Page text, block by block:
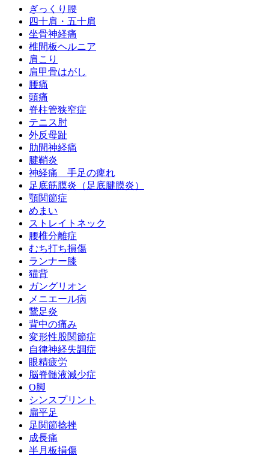
ぎっくり腰
四十肩・五十肩
坐骨神経痛
椎間板ヘルニア
肩こり
肩甲骨はがし
腰痛
頭痛
脊柱管狭窄症
テニス肘
外反母趾
肋間神経痛
腱鞘炎
神経痛 手足の痺れ
足底筋膜炎（足底腱膜炎）
顎関節症
めまい
ストレイトネック
腰椎分離症
むち打ち損傷
ランナー膝
猫背
ガングリオン
メニエール病
鵞足炎
背中の痛み
変形性股関節症
自律神経失調症
眼精疲労
脳脊髄液減少症
O脚
シンスプリント
扁平足
足関節捻挫
成長痛
半月板損傷